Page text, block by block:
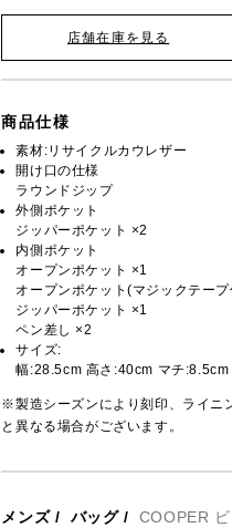
店舗在庫を見る
商品仕様
素材:リサイクルカウレザー
開け口の仕様
ラウンドジップ
外側ポケット
ジッパーポケット ×2
内側ポケット
オープンポケット ×1
オープンポケット(マジックテー
ジッパーポケット ×1
ペン差し ×2
サイズ:
幅:28.5cm 高さ:40cm マチ:8.5cm
※製造シーズンにより刻印、ライニ
と異なる場合がございます。
メンズ/ バッグ/ COOPER